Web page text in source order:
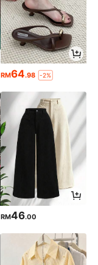
RM64.98 -2%
RM46.00